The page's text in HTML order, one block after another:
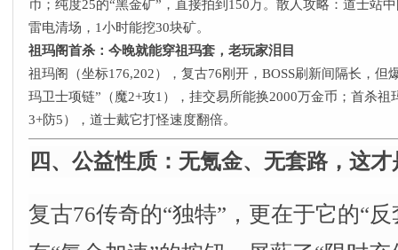
币；纯度25的“黑金矿”，直接拍到150万。散人攻略：道士站
雷电清场，1小时能挖30块矿。
祖玛阁首杀：今晚就能穿祖玛套，老玩家泪目
祖玛阁（坐标176,202），复古76刚开，BOSS刷新间隔长，
玛卫士项链”（魔2+攻1），挂交易所能换2000万金币；首杀祖
3+防5），道士戴它打怪速度翻倍。
四、公益性质：无氪金、无套路，这
复古76传奇的“独特”，更在于它的“